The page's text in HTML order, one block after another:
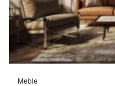
Meble